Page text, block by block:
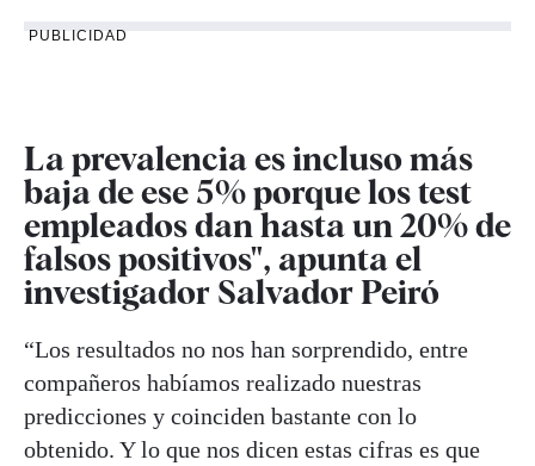
PUBLICIDAD
La prevalencia es incluso más
baja de ese 5% porque los test
empleados dan hasta un 20% de
falsos positivos", apunta el
investigador Salvador Peiró
“Los resultados no nos han sorprendido, entre
compañeros habíamos realizado nuestras
predicciones y coinciden bastante con lo
obtenido. Y lo que nos dicen estas cifras es que